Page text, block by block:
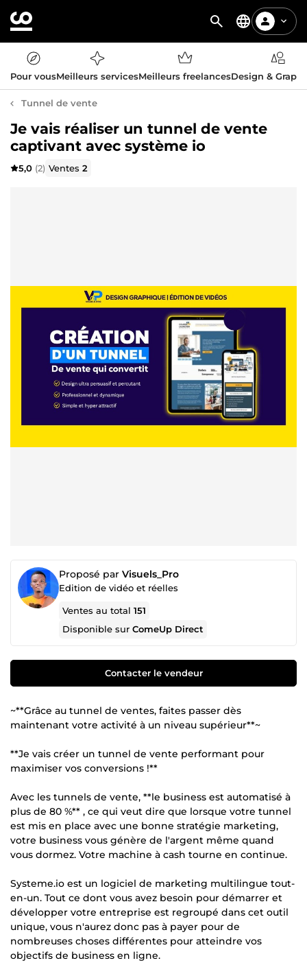
Pour vousMeilleurs servicesMeilleurs freelancesDesign &
Tunnel de vente
Je vais réaliser un tunnel de vente
captivant avec système io
5,0 (2) Ventes2
Proposé par Visuels_Pro
Edition de vidéo et réelles
Ventes au total151
Disponible surComeUp Direct
Contacter le vendeur
~**Grâce au tunnel de ventes, faites passer dès
maintenant votre activité à un niveau supérieur**~
**Je vais créer un tunnel de vente performant pour
maximiser vos conversions !**
Avec les tunnels de vente, **le business est automatisé à
plus de 80 %** , ce qui veut dire que lorsque votre tunnel
est mis en place avec une bonne stratégie marketing,
votre business vous génère de l'argent même quand
vous dormez. Votre machine à cash tourne en continue.
Systeme.io est un logiciel de marketing multilingue tout-
en-un. Tout ce dont vous avez besoin pour démarrer et
développer votre entreprise est regroupé dans cet outil
unique, vous n'aurez donc pas à payer pour de
nombreuses choses différentes pour atteindre vos
objectifs de business en ligne.